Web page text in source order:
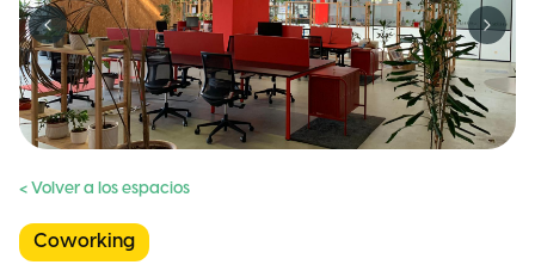
Previous slide Next
< Volver a los espacios
Coworking